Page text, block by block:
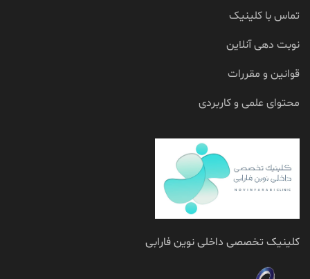
تماس با کلینیک
نوبت دهی آنلاین
قوانین و مقررات
محتوای علمی و کاربردی
کلینیک تخصصی داخلی نوین فارابی